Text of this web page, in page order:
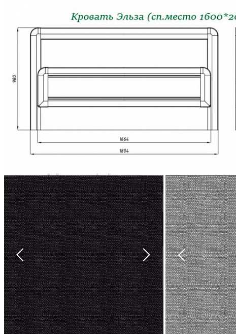
Шкафы для одежды
Антресоли на шкаф
Полки и ящики в шкаф для одежды
Шкаф 1-дверный для одежды и белья
Шкафы 4-х дверные для одежды и белья
Шкафы 5-ти дверные для одежды и белья
Шкафы купе для одежды и белья
Шкафы угловые для одежды и белья
Туалетный стол Авиньон
30 780 ₽
34 200 ₽
В корзину
-10%
Столовая
Буфеты и бары
Комоды для кухни
Лавки и скамьи
Полки и ящики
Столы кофейные и чайные
Столы обеденные
Столы квадратные из массива